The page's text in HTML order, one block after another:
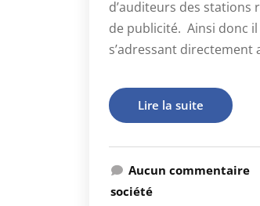
d’auditeurs des stations
de publicité. Ainsi donc
s’adressant
Lire la suite
Aucun commentaire
société